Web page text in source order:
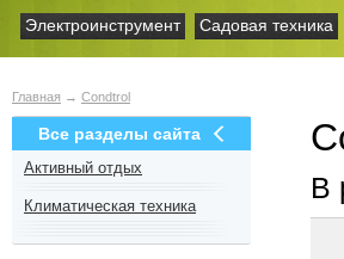
Электроинструмент Садовая техника
Главная → Condtrol
Все разделы сайта
Активный отдых
Климатическая техника
В